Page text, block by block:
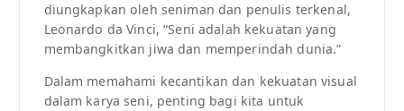
diungkapkan oleh seniman dan penulis terkenal,
Leonardo da Vinci, “Seni adalah kekuatan yang
membangkitkan jiwa dan memperindah dunia.”
Dalam memahami kecantikan dan kekuatan visual
dalam karya seni, penting bagi kita untuk